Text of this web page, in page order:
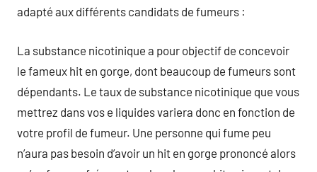
adapté aux différents candidats de fumeurs :
La substance nicotinique a pour objectif de concevoir
le fameux hit en gorge, dont beaucoup de fumeurs sont
dépendants. Le taux de substance nicotinique que vous
mettrez dans vos e liquides variera donc en fonction de
votre profil de fumeur. Une personne qui fume peu
n’aura pas besoin d’avoir un hit en gorge prononcé alors